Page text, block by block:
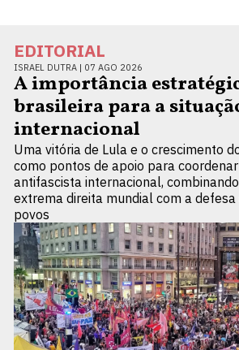
EDITORIAL
ISRAEL DUTRA | 07 AGO 2026
A importância
brasileira para a
internacional
Uma vitória de Lula e o crescimento
como pontos de apoio para
antifascista internacional,
extrema direita mundial com a defesa
povos